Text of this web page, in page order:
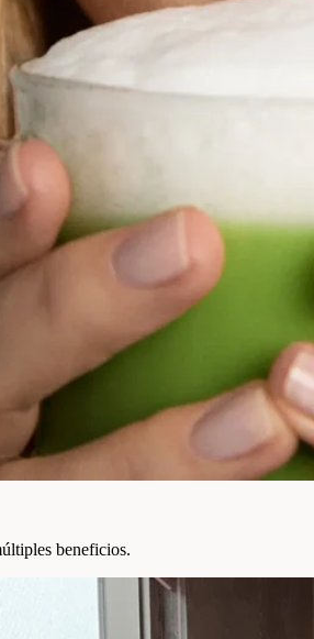
beneficios.